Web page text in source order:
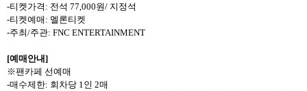
-티켓가격 : 전석 77,000원/ 지정석
-티켓예매 : 멜론티켓
-주최/주관: FNC ENTERTAINMENT
[예매안내]
※팬카페 선예매
-매수제한: 회차당 1인 2매